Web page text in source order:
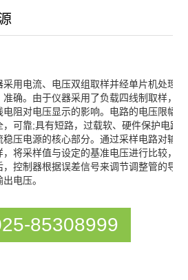
采用电流、电压双组取样并经单片机处理
准确。由于仪器采用了负载四线制取样，
电阻对电压显示的影响。电路的电压限幅
，可靠;具有短路，过载软、硬件保护电路
稳压电源的核心部分。通过采样电路对输
，将采样值与设定的基准电压进行比较，
，控制器根据误差信号来调节调整管的导
电压。
85308999